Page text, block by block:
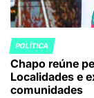
POSTED
IN
POLÍTICA
Chapo reúne
Localidades e
comunidades